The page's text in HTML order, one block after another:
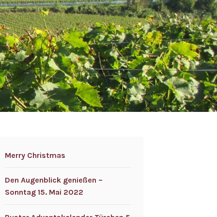
Merry Christmas
Den Augenblick genießen –
Sonntag 15. Mai 2022